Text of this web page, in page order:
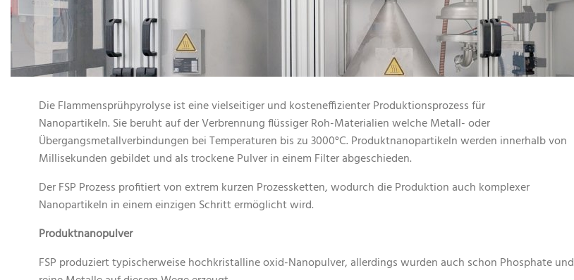
Die Flammensprühpyrolyse ist eine vielseitiger und kosteneffizienter Produktionsprozess für
Nanopartikeln. Sie beruht auf der Verbrennung flüssiger Roh-Materialien welche Metall- oder
Übergangsmetallverbindungen bei Temperaturen bis zu 3000°C. Produktnanopartikeln werden innerhalb von
Millisekunden gebildet und als trockene Pulver in einem Filter abgeschieden.
Der FSP Prozess profitiert von extrem kurzen Prozessketten, wodurch die Produktion auch komplexer
Nanopartikeln in einem einzigen Schritt ermöglicht wird.
Produktnanopulver
FSP produziert typischerweise hochkristalline oxid-Nanopulver, allerdings wurden auch schon Phosphate und